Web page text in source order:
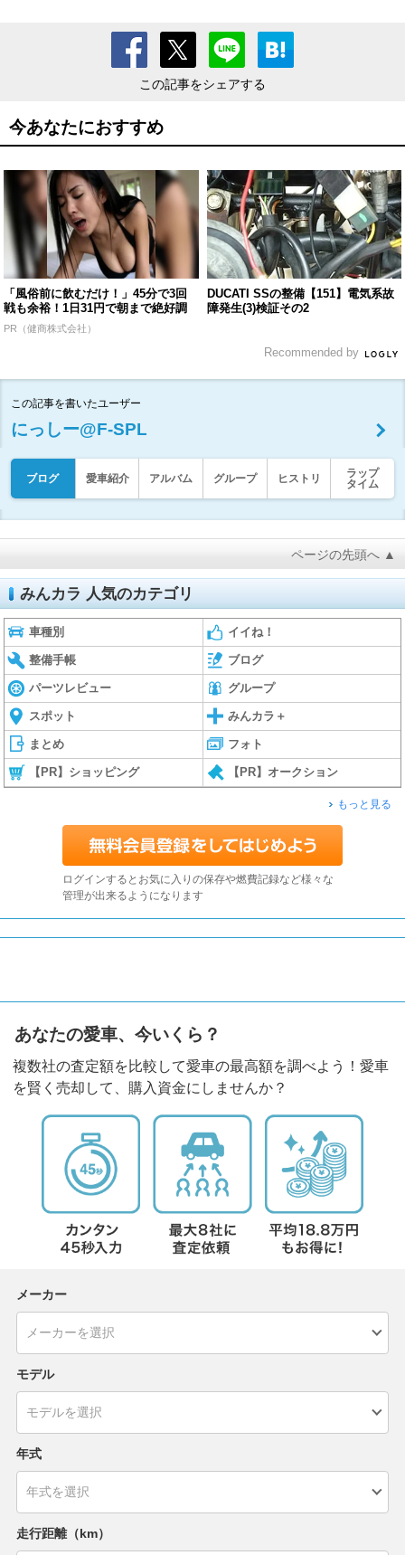
この記事をシェアする
今あなたにおすすめ
「風俗前に飲むだけ！」45分で3回
戦も余裕！1日31円で朝まで絶好調
PR（健商株式会社）
DUCATI SSの整備【151】電気系故
障発生(3)検証その2
Recommended by
この記事を書いたユーザー
にっしー@F-SPL
ブログ 愛車紹介 アルバム グループ ヒストリ
ラップ
タイム
ページの先頭へ ▲
みんカラ 人気のカテゴリ
車種別 イイね！
整備手帳 ブログ
パーツレビュー グループ
スポット みんカラ＋
まとめ フォト
【PR】ショッピング 【PR】オークション
もっと見る
ログインするとお気に入りの保存や燃費記録など様々な
管理が出来るようになります
あなたの愛車、今いくら？
複数社の査定額を比較して愛車の最高額を調べよう！愛車
を賢く売却して、購入資金にしませんか？
メーカー
モデル
年式
走行距離（km）